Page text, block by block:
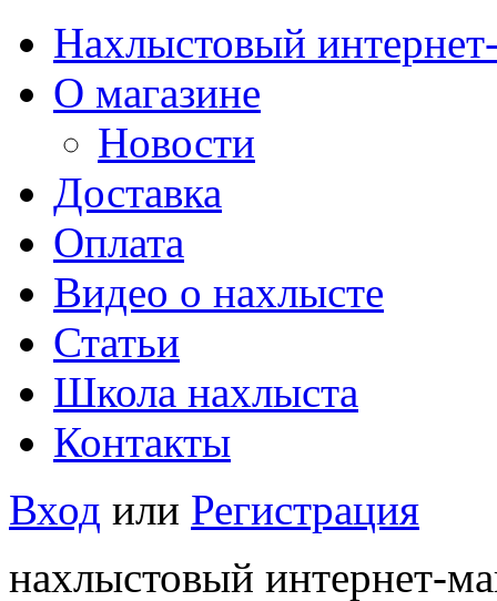
Нахлыстовый
О магазине
Новости
Доставка
Оплата
Видео о нахлысте
Статьи
Школа нахлыста
Контакты
Вход или Регистрация
нахлыстовый интернет-